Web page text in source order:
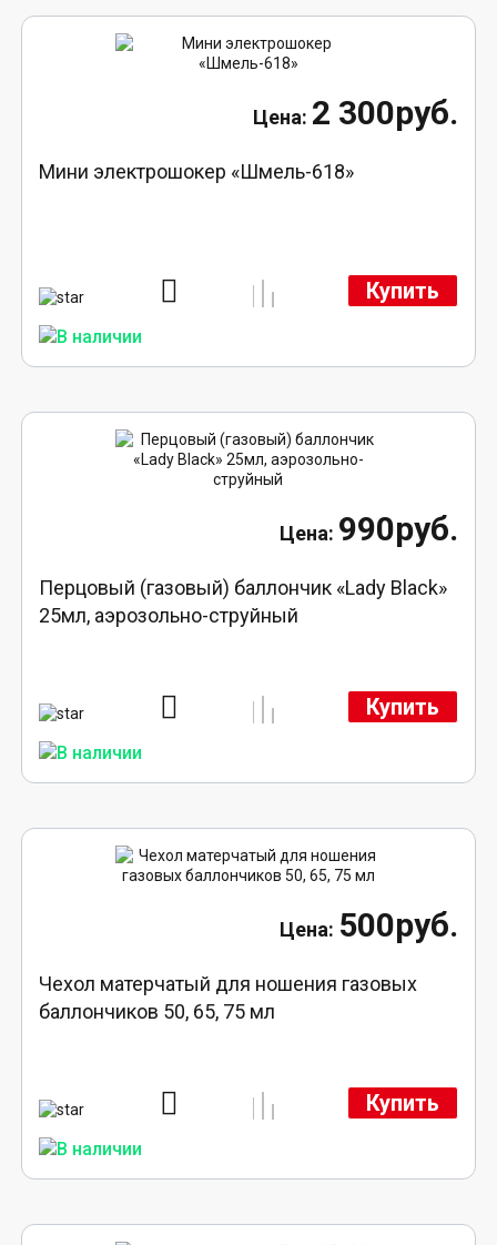
2 300руб.
Мини электрошокер «Шмель-618»
Купить
990руб.
Перцовый (газовый) баллончик «Lady Black»
25мл, аэрозольно-струйный
Купить
500руб.
Чехол матерчатый для ношения газовых
баллончиков 50, 65, 75 мл
Купить